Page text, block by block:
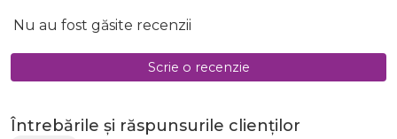
Nu au fost găsite recenzii
Scrie o recenzie
Întrebările și răspunsurile clienților